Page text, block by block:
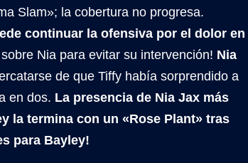
Slam»; la cobertura no progresa.
continuar la ofensiva por el dolor en
Nia para evitar su intervención! Nia
de que Tiffy había sorprendido a
en dos. La presencia de Nia Jax más
la termina con un «Rose Plant» tras
para Bayley!